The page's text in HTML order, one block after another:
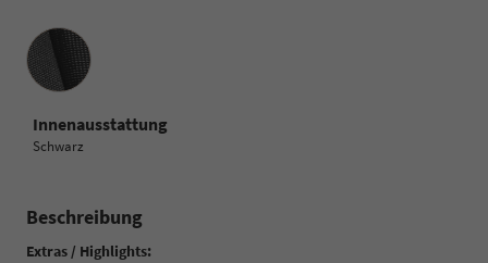
Innenausstattung
Innenausstattung
Schwarz
Beschreibung
Extras / Highlights: